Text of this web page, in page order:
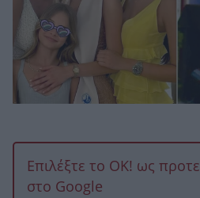
Επιλέξτε το OK! ως
στο Google